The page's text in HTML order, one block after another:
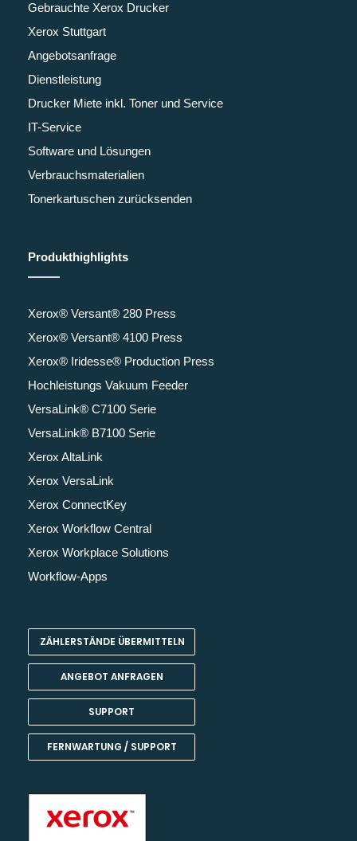
Gebrauchte Xerox Drucker
Xerox Stuttgart
Angebotsanfrage
Dienstleistung
Drucker Miete inkl. Toner und Service
IT-Service
Software und Lösungen
Verbrauchsmaterialien
Tonerkartuschen zurücksenden
Produkthighlights
Xerox® Versant® 280 Press
Xerox® Versant® 4100 Press
Xerox® Iridesse® Production Press
Hochleistungs Vakuum Feeder
VersaLink® C7100 Serie
VersaLink® B7100 Serie
Xerox AltaLink
Xerox VersaLink
Xerox ConnectKey
Xerox Workflow Central
Xerox Workplace Solutions
Workflow-Apps
ZÄHLERSTÄNDE ÜBERMITTELN
ANGEBOT ANFRAGEN
SUPPORT
FERNWARTUNG / SUPPORT